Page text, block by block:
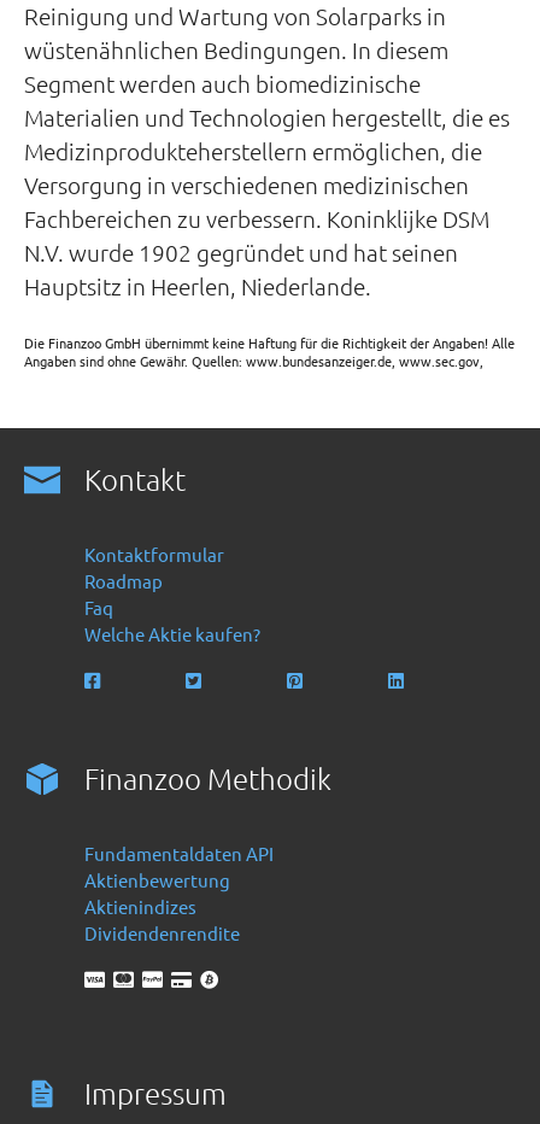
Reinigung und Wartung von Solarparks in
wüstenähnlichen Bedingungen. In diesem
Segment werden auch biomedizinische
Materialien und Technologien hergestellt, die es
Medizinprodukteherstellern ermöglichen, die
Versorgung in verschiedenen medizinischen
Fachbereichen zu verbessern. Koninklijke DSM
N.V. wurde 1902 gegründet und hat seinen
Hauptsitz in Heerlen, Niederlande.
Die Finanzoo GmbH übernimmt keine Haftung für die Richtigkeit der Angaben! Alle
Angaben sind ohne Gewähr. Quellen: www.bundesanzeiger.de, www.sec.gov,
Kontakt
Kontaktformular
Roadmap
Faq
Welche Aktie kaufen?
Finanzoo Methodik
Fundamentaldaten API
Aktienbewertung
Aktienindizes
Dividendenrendite
Impressum